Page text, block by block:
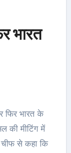
भारत
की मीटिंग में
चीफ से कहा कि